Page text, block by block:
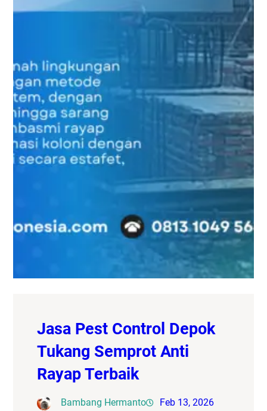
Jasa Pest Control Depok
Tukang Semprot Anti
Rayap Terbaik
Bambang Hermanto Feb 13, 2026